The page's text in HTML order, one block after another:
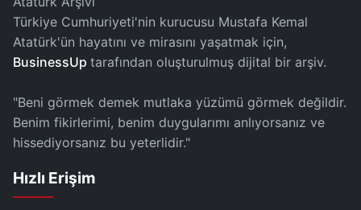
Türkiye Cumhuriyeti'nin kurucusu Mustafa Kemal
Atatürk'ün hayatını ve mirasını yaşatmak için,
BusinessUp tarafından oluşturulmuş dijital bir arşiv.
"Beni görmek demek mutlaka yüzümü görmek değildir.
Benim fikirlerimi, benim duygularımı anlıyorsanız ve
hissediyorsanız bu yeterlidir."
Hızlı Erişim